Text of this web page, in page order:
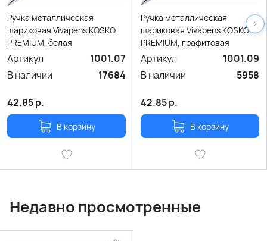
Ручка металлическая
шариковая Vivapens KOSKO
PREMIUM, белая
Артикул
1001.07
В наличии
17684
42.85р.
В корзину
Ручка металлическая
шариковая Vivapens KOSKO
PREMIUM, графитовая
Артикул
1001.09
В наличии
5958
42.85р.
В корзину
Недавно просмотренные